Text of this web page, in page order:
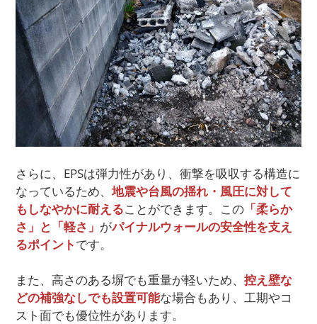
さらに、EPSは弾力性があり、衝撃を吸収する構造に
なっているため、 地震や台風の揺れ・風圧に対して
もしなやかに耐えることができます。この「柔らか
さ」と「軽さ」 がパイナルウォールの安全性を支え
るポイントです。
また、高さのある塀でも重量が軽いため、 控え壁な
どの補強なしでも設置可能な場合もあり、工期やコ
スト面でも優位性があります。